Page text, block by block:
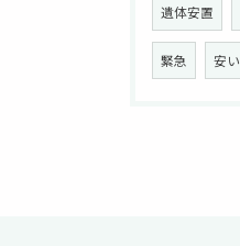
遺体安置
緊急 安い